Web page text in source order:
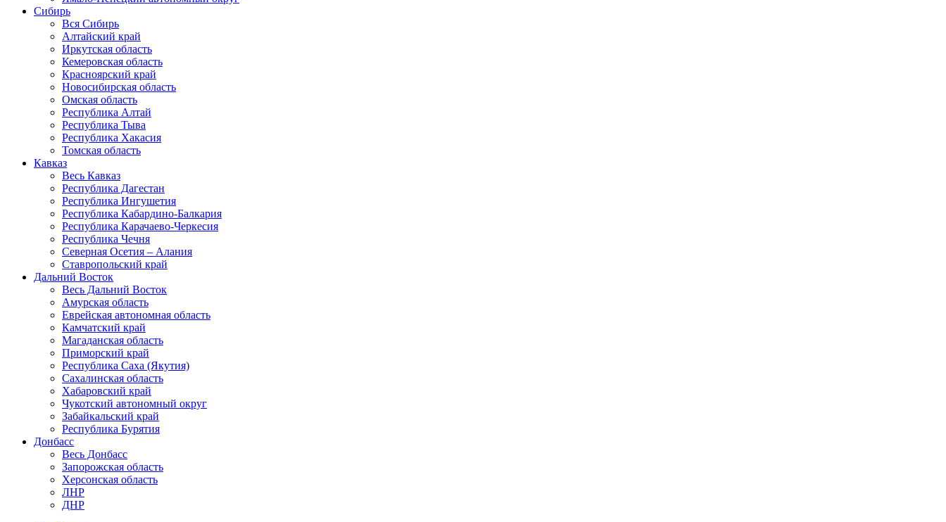
Сибирь
Вся Сибирь
Алтайский край
Иркутская область
Кемеровская область
Красноярский край
Новосибирская область
Омская область
Республика Алтай
Республика Тыва
Республика Хакасия
Томская область
Кавказ
Весь Кавказ
Республика Дагестан
Республика Ингушетия
Республика Кабардино-Балкария
Республика Карачаево-Черкесия
Республика Чечня
Северная Осетия – Алания
Ставропольский край
Дальний Восток
Весь Дальний Восток
Амурская область
Еврейская автономная область
Камчатский край
Магаданская область
Приморский край
Республика Саха (Якутия)
Сахалинская область
Хабаровский край
Чукотский автономный округ
Забайкальский край
Республика Бурятия
Донбасс
Весь Донбасс
Запорожская область
Херсонская область
ЛНР
ДНР